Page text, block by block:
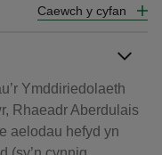
Caewch y cyfan
Ymddiriedolaeth
Rhaeadr Aberdulais
aelodau hefyd yn